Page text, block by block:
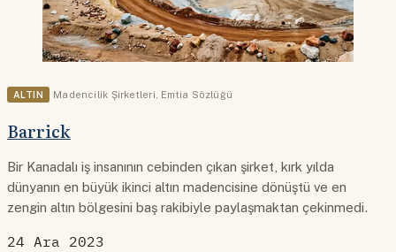
ALTIN Madencilik Şirketleri Emtia Sözlüğü
Barrick
Bir Kanadalı iş insanının cebinden çıkan şirket, kırk yılda
dünyanın en büyük ikinci altın madencisine dönüştü ve en
zengin altın bölgesini baş rakibiyle paylaşmaktan çekinmedi.
24 Ara 2023